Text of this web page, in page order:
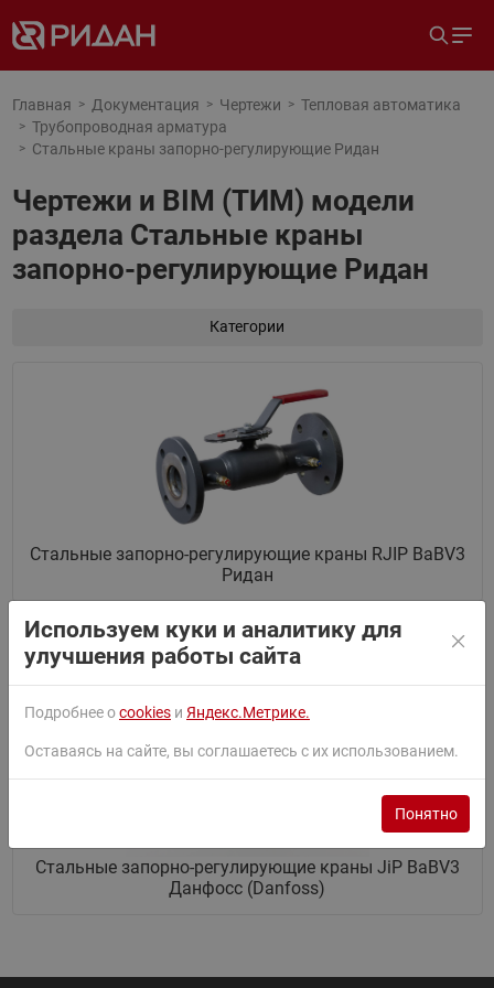
Главная Документация Чертежи
Тепловая автоматика
Трубопроводная арматура
Стальные краны запорно-регулирующие Ридан
Чертежи и BIM (ТИМ) модели
раздела Стальные краны
запорно-регулирующие Ридан
Категории
Стальные запорно-регулирующие краны RJIP BaBV3
Ридан
Архивные категории товаров
Стальные запорно-регулирующие краны JiP BaBV3
Данфосс (Danfoss)
Используем куки и аналитику для
улучшения работы сайта
Подробнее оcookies и Яндекс.Метрике.
Оставаясь на сайте, вы соглашаетесь с их использованием.
Понятно